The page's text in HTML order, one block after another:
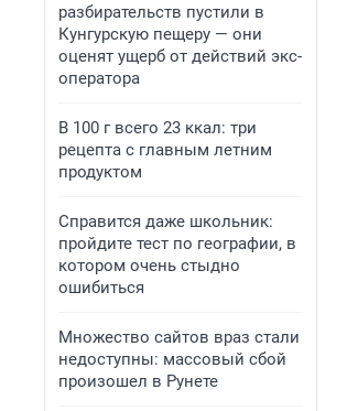
разбирательств пустили в
Кунгурскую пещеру — они
оценят ущерб от действий экс-
оператора
В 100 г всего 23 ккал: три
рецепта с главным летним
продуктом
Справится даже школьник:
пройдите тест по географии, в
котором очень стыдно
ошибиться
Множество сайтов враз стали
недоступны: массовый сбой
произошел в Рунете